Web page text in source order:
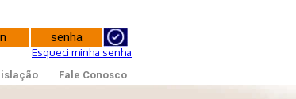
Esqueci minha senha
Fale Conosco